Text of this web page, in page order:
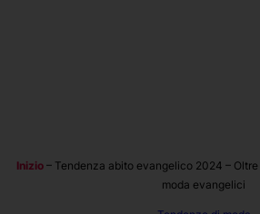
Inizio – Tendenza abito evangelico 2024 –
moda evangelici